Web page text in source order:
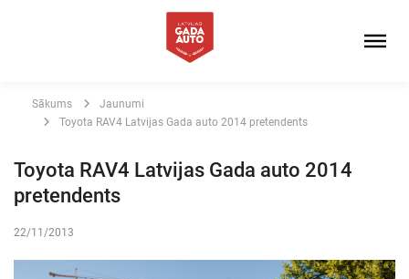
Sākums
Jaunumi
Toyota RAV4 Latvijas Gada auto 2014 pretendents
Toyota RAV4 Latvijas Gada auto 2014
pretendents
22/11/2013